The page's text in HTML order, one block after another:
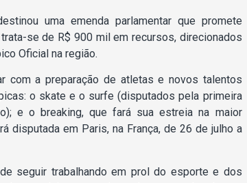
uma emenda parlamentar que promete
se de R$ 900 mil em recursos, direcionados
Oficial na região.
com a preparação de atletas e novos talentos
o skate e o surfe (disputados pela primeira
e o breaking, que fará sua estreia na maior
disputada em Paris, na França, de 26 de julho a
seguir trabalhando em prol do esporte e dos